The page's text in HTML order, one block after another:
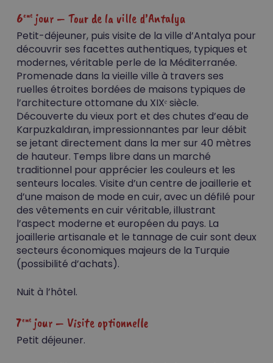
6emejour – Tour de la ville d’Antalya
Petit-déjeuner, puis visite de la ville d’Antalya pour
découvrir ses facettes authentiques, typiques et
modernes, véritable perle de la Méditerranée.
Promenade dans la vieille ville à travers ses
ruelles étroites bordées de maisons typiques de
l’architecture ottomane du XIXᵉ siècle.
Découverte du vieux port et des chutes d’eau de
Karpuzkaldıran, impressionnantes par leur débit
se jetant directement dans la mer sur 40 mètres
de hauteur. Temps libre dans un marché
traditionnel pour apprécier les couleurs et les
senteurs locales. Visite d’un centre de joaillerie et
d’une maison de mode en cuir, avec un défilé pour
des vêtements en cuir véritable, illustrant
l’aspect moderne et européen du pays. La
joaillerie artisanale et le tannage de cuir sont deux
secteurs économiques majeurs de la Turquie
(possibilité d’achats).
Nuit à l’hôtel.
7emejour – Visite optionnelle
Petit déjeuner.